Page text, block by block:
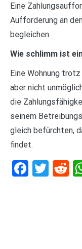
Eine
Aufforderung an
begleichen.
Wie schlimm ist
Eine Wohnung
aber nicht
die
seinem
gleich befürchten,
findet.